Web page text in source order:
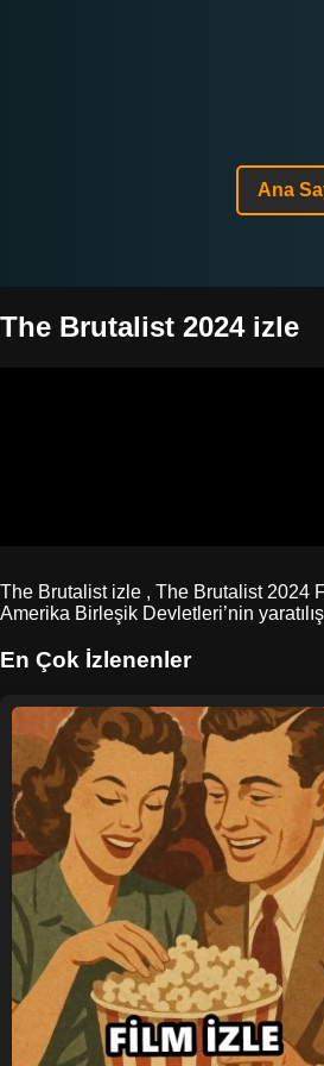
Ana
The Brutalist 2024 izle
The Brutalist izle , The Brutalist 2024
Amerika Birleşik Devletleri’nin
En Çok İzlenenler